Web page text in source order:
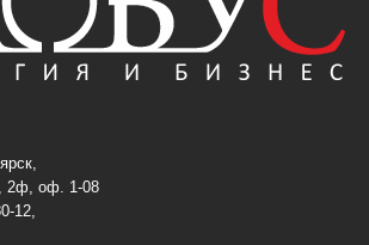
2ф, оф. 1-08
12,